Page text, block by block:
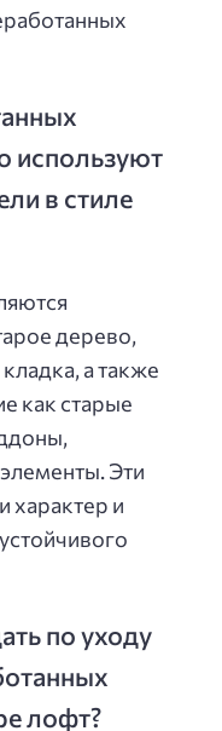
используют
в стиле
дерево,
а также
как старые
Эти
характер и
по уходу
лофт?